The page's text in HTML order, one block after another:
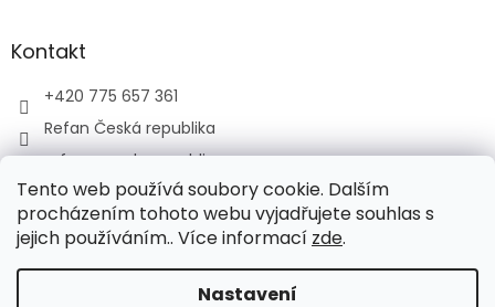
Tento web používá soubory cookie. Dalším
procházením tohoto webu vyjadřujete souhlas s
jejich používáním.. Více informací zde.
Nastavení
Kontakt
+420 775 657 361
Refan Česká republika
refan_czech_republic